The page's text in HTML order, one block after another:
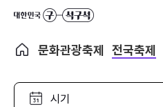
문화관광축제 전국축제
시